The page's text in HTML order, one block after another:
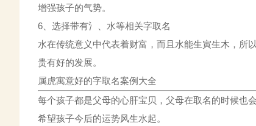
增强孩子的气势。
6、选择带有氵、水等相关字取名
水在传统意义中代表着财富，而且水能生寅生木，所
贵有好的发展。
属虎寓意好的字取名案例大全
每个孩子都是父母的心肝宝贝，父母在取名的时候也
希望孩子今后的运势风生水起。